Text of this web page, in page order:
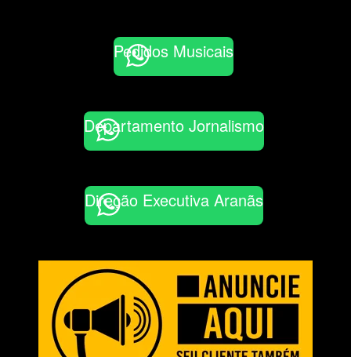
Pedidos Musicais
Departamento Jornalismo
Direção Executiva Aranãs